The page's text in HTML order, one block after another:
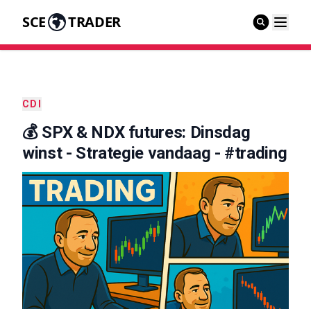
SCE TRADER
CDI
💰 SPX & NDX futures: Dinsdag
winst - Strategie vandaag - #trading